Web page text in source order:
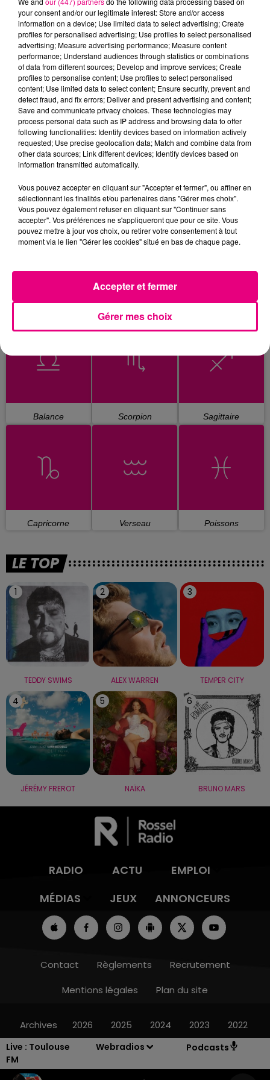
Live : Toulouse
FM
Webradios Podcasts
GIMS
Soleil
TAYLOR SWIFT
Elizabeth Taylor
ALICIA KEYS
Fallin'
L'HOROSCOPE
Bélier Taureau Gémeaux
Balance Scorpion Sagittaire
Capricorne Verseau Poissons
LE TOP
1
TEDDY SWIMS
2
ALEX WARREN
3
TEMPER CITY
4
JÉRÉMY FREROT
5
NAÏKA
6
BRUNO MARS
RADIO ACTU
EMPLOI
MÉDIAS
JEUX ANNONCEURS
Contact Règlements
Recrutement
Mentions légales
Plan du site
Archives 2026 2025 2024 2023 2022
your consent and/or our legitimate interest: Store and/or access
information on a device; Use limited data to select advertising; Create
profiles for personalised advertising; Use profiles to select personalised
advertising; Measure advertising performance; Measure content
performance; Understand audiences through statistics or combinations
of data from different sources; Develop and improve services; Create
profiles to personalise content; Use profiles to select personalised
content; Use limited data to select content; Ensure security, prevent and
detect fraud, and fix errors; Deliver and present advertising and content;
Save and communicate privacy choices. These technologies may
process personal data such as IP address and browsing data to offer
following functionalities: Identify devices based on information actively
requested; Use precise geolocation data; Match and combine data from
other data sources; Link different devices; Identify devices based on
information transmitted automatically.
Vous pouvez accepter en cliquant sur "Accepter et fermer", ou affiner en
sélectionnant les finalités et/ou partenaires dans "Gérer mes choix".
Vous pouvez également refuser en cliquant sur "Continuer sans
accepter". Vos préférences ne s'appliqueront que pour ce site. Vous
pouvez mettre à jour vos choix, ou retirer votre consentement à tout
moment via le lien "Gérer les cookies" situé en bas de chaque page.
Gérer mes choix
Accepter et fermer